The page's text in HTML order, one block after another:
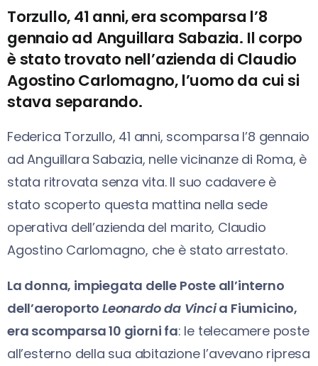
Torzullo, 41 anni, era scomparsa l’8
gennaio ad Anguillara Sabazia. Il corpo
è stato trovato nell’azienda di Claudio
Agostino Carlomagno, l’uomo da cui si
stava separando.
Federica Torzullo, 41 anni, scomparsa l’8 gennaio
ad Anguillara Sabazia, nelle vicinanze di Roma, è
stata ritrovata senza vita. Il suo cadavere è
stato scoperto questa mattina nella sede
operativa dell’azienda del marito, Claudio
Agostino Carlomagno, che è stato arrestato.
La donna, impiegata delle Poste all’interno
dell’aeroportoLeonardo da Vincia Fiumicino,
era scomparsa 10 giorni fa: le telecamere poste
all’esterno della sua abitazione l’avevano ripresa